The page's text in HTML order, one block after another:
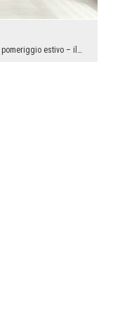
Porta in casa la tranquillità di un pomeriggio estivo – il fotomurale con campi ondulati di grano...